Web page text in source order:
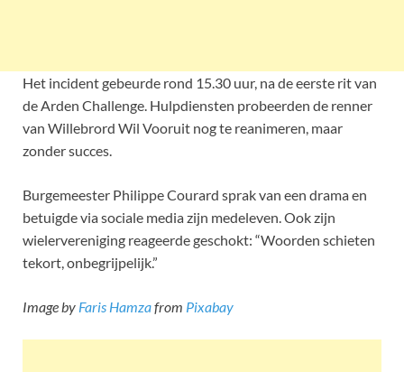
Het incident gebeurde rond 15.30 uur, na de eerste rit van
de Arden Challenge. Hulpdiensten probeerden de renner
van Willebrord Wil Vooruit nog te reanimeren, maar
zonder succes.
Burgemeester Philippe Courard sprak van een drama en
betuigde via sociale media zijn medeleven. Ook zijn
wielervereniging reageerde geschokt: “Woorden schieten
tekort, onbegrijpelijk.”
Image by Faris Hamzafrom Pixabay